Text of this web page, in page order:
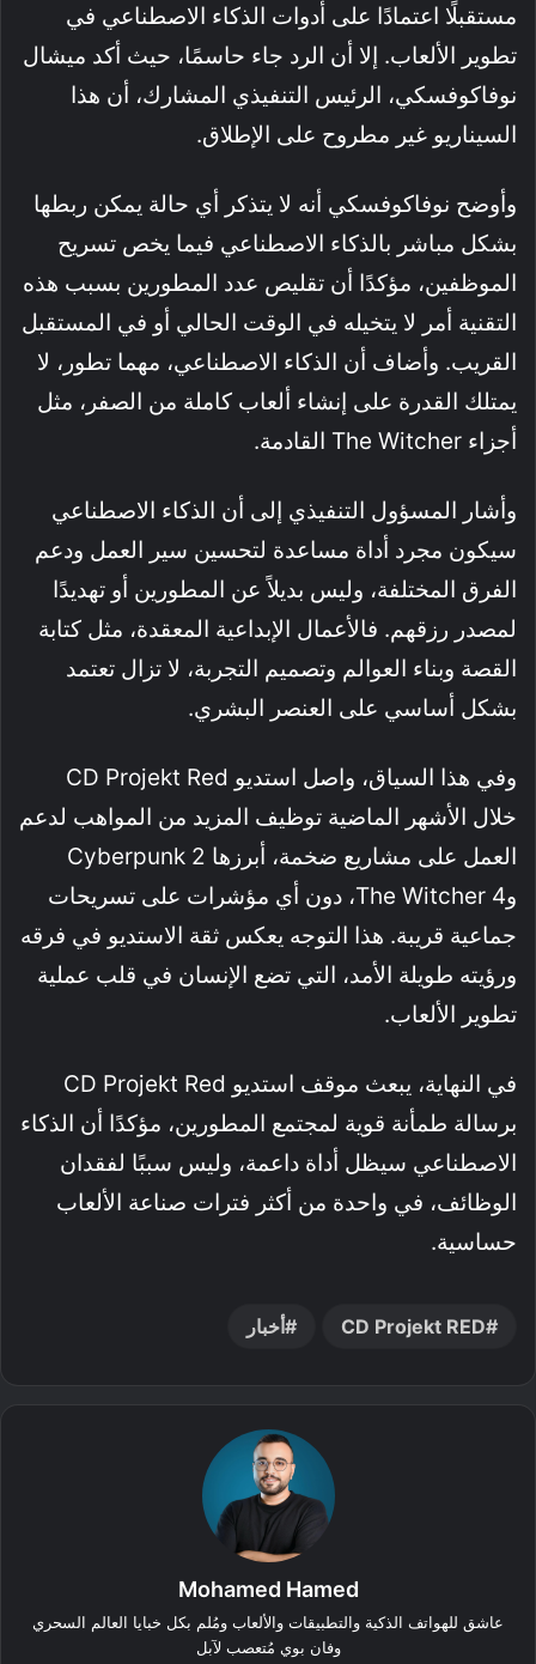
مستقبلًا اعتمادًا على أدوات الذكاء الاصطناعي في
تطوير الألعاب. إلا أن الرد جاء حاسمًا، حيث أكد ميشال
نوفاكوفسكي، الرئيس التنفيذي المشارك، أن هذا
السيناريو غير مطروح على الإطلاق.
وأوضح نوفاكوفسكي أنه لا يتذكر أي حالة يمكن ربطها
بشكل مباشر بالذكاء الاصطناعي فيما يخص تسريح
الموظفين، مؤكدًا أن تقليص عدد المطورين بسبب هذه
التقنية أمر لا يتخيله في الوقت الحالي أو في المستقبل
القريب. وأضاف أن الذكاء الاصطناعي، مهما تطور، لا
يمتلك القدرة على إنشاء ألعاب كاملة من الصفر، مثل
أجزاء The Witcher القادمة.
وأشار المسؤول التنفيذي إلى أن الذكاء الاصطناعي
سيكون مجرد أداة مساعدة لتحسين سير العمل ودعم
الفرق المختلفة، وليس بديلاً عن المطورين أو تهديدًا
لمصدر رزقهم. فالأعمال الإبداعية المعقدة، مثل كتابة
القصة وبناء العوالم وتصميم التجربة، لا تزال تعتمد
بشكل أساسي على العنصر البشري.
وفي هذا السياق، واصل استديو CD Projekt Red
خلال الأشهر الماضية توظيف المزيد من المواهب لدعم
العمل على مشاريع ضخمة، أبرزها Cyberpunk 2
وThe Witcher 4، دون أي مؤشرات على تسريحات
جماعية قريبة. هذا التوجه يعكس ثقة الاستديو في فرقه
ورؤيته طويلة الأمد، التي تضع الإنسان في قلب عملية
تطوير الألعاب.
في النهاية، يبعث موقف استديو CD Projekt Red
برسالة طمأنة قوية لمجتمع المطورين، مؤكدًا أن الذكاء
الاصطناعي سيظل أداة داعمة، وليس سببًا لفقدان
الوظائف، في واحدة من أكثر فترات صناعة الألعاب
حساسية.
CD Projekt RED أخبار
Mohamed Hamed
عاشق للهواتف الذكية والتطبيقات والألعاب ومُلم بكل خبايا العالم السحري
وفان بوي مُتعصب لآبل